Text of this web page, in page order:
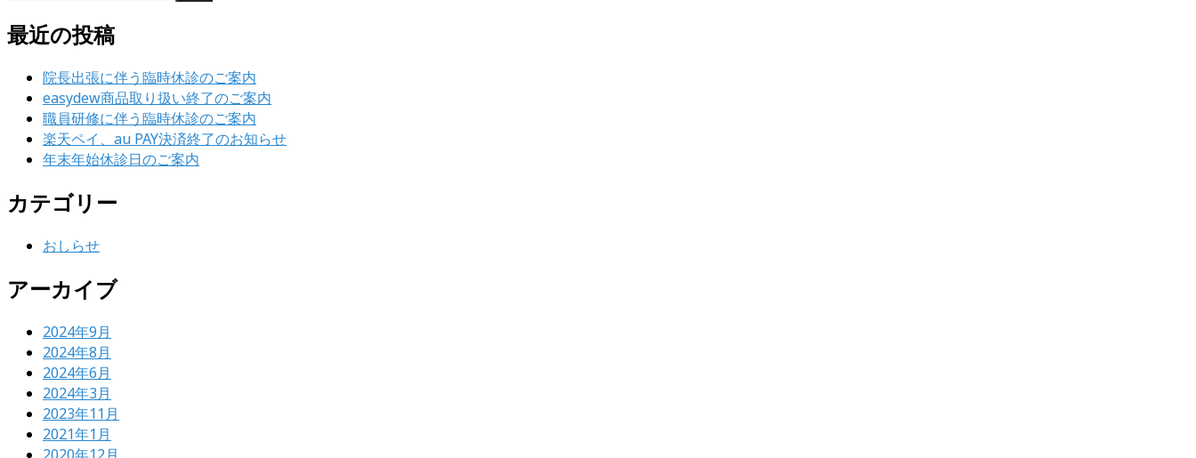
最近の投稿
院長出張に伴う臨時休診のご案内
easydew商品取り扱い終了のご案内
職員研修に伴う臨時休診のご案内
楽天ペイ、au PAY決済終了のお知らせ
年末年始休診日のご案内
カテゴリー
おしらせ
アーカイブ
2024年9月
2024年8月
2024年6月
2024年3月
2023年11月
2021年1月
2020年12月